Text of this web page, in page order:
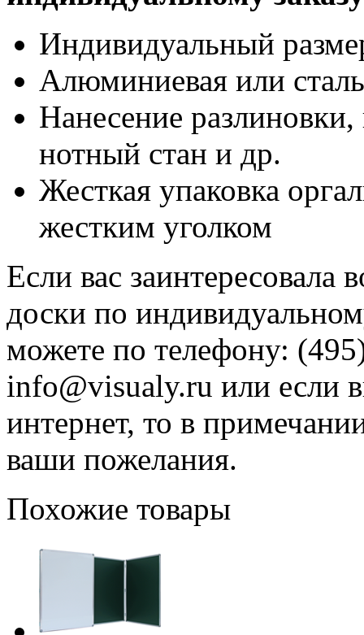
Индивидуальный
Алюминиевая или
Нанесение
нотный стан и др.
Жесткая упаковка
жестким уголком
Если вас заинтересовала
доски по
можете по телефону:
info@visualy.ru или если
интернет, то в
ваши пожелания.
Похожие товары